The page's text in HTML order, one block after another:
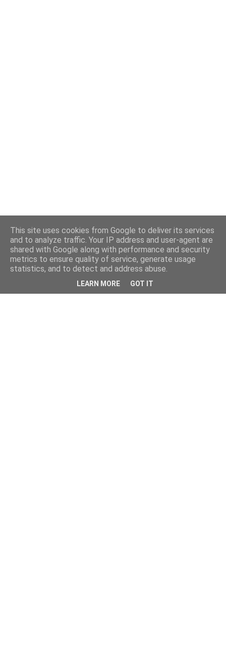
This site uses cookies from Google to deliver its services
and to analyze traffic. Your IP address and user-agent are
shared with Google along with performance and security
metrics to ensure quality of service, generate usage
statistics, and to detect and address abuse.
LEARN MORE GOT IT